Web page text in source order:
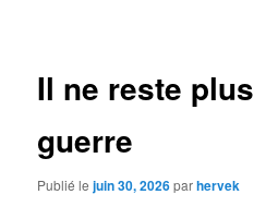
Il ne reste
guerre
Publié lejuin 30, 2026parhervek